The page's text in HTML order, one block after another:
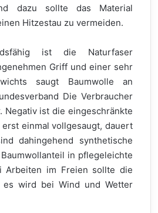
dazu sollte das Material
Hitzestau zu vermeiden.
ist die Naturfaser
Griff und einer sehr
saugt Baumwolle an
Die Verbraucher
Negativ ist die eingeschränkte
einmal vollgesaugt, dauert
dahingehend synthetische
in pflegeleichte
Arbeiten im Freien sollte die
es wird bei Wind und Wetter